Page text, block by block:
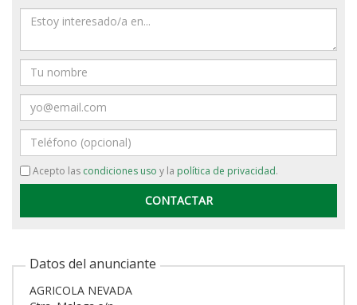
Mensaje
Nombre
Email
Teléfono
Acepto las condiciones uso y la política de privacidad.
Datos del anunciante
AGRICOLA NEVADA